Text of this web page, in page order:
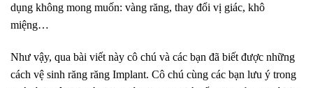
dụng không mong muốn: vàng răng, thay đổi vị giác, khô
miệng…
Như vậy, qua bài viết này cô chú và các bạn đã biết được những
cách vệ sinh răng răng Implant. Cô chú cùng các bạn lưu ý trong